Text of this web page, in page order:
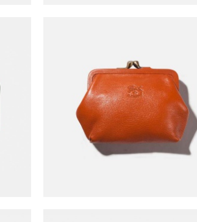
Il Bisonte Frame Purse